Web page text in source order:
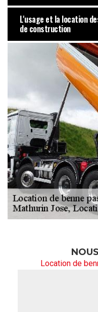
L'usage et la location
de construction
Location de